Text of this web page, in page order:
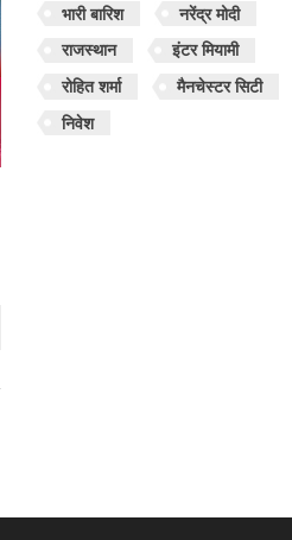
भारी बारिश
नरेंद्र मोदी
राजस्थान
इंटर मियामी
रोहित शर्मा
मैनचेस्टर सिटी
निवेश